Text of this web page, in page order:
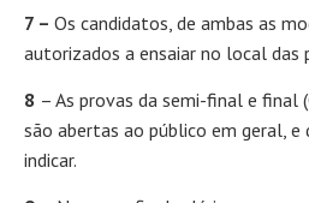
7 – Os candidatos, de ambas as
autorizados a ensaiar no local das
8 – As provas da semi-final e final
são abertas ao público em geral, e
indicar.